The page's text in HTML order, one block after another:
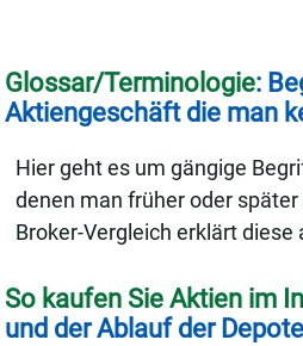
Glossar/Terminologie:
Aktiengeschäft die man
Hier geht es um gängige
denen man früher oder
Broker-Vergleich erklärt diese
So kaufen Sie Aktien im
und der Ablauf der